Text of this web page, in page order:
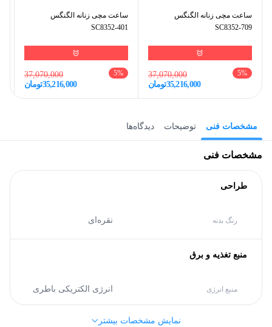
ساعت مچی زنانه الگنگس
SC8352-709
5%
37,070,000
35,216,000تومان
ساعت مچی زنانه الگنگس
SC8352-401
5%
37,070,000
35,216,000تومان
مشخصات فنی توضیحات دیدگاه‌ها
مشخصات فنی
طراحی
رنگ بدنه نقره‌ای
منبع تغذیه و برق
منبع انرژی انرژی الکتریکی باطری
نمایش مشخصات بیشتر